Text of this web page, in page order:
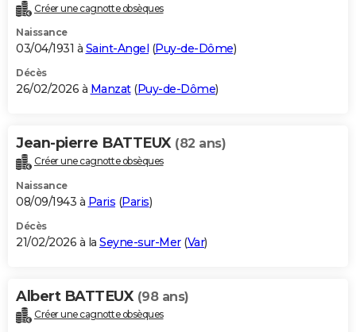
Créer une cagnotte obsèques
Naissance
03/04/1931 à Saint-Angel (Puy-de-Dôme)
Décès
26/02/2026 à Manzat(Puy-de-Dôme)
Jean-pierre BATTEUX (82 ans)
Créer une cagnotte obsèques
Naissance
08/09/1943 à Paris (Paris)
Décès
21/02/2026 à la Seyne-sur-Mer(Var)
Albert BATTEUX (98 ans)
Créer une cagnotte obsèques